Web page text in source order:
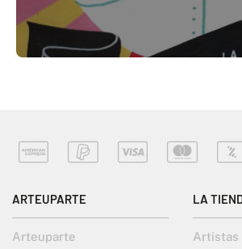
ARTEUPARTE
Arteuparte
LA
Artistas